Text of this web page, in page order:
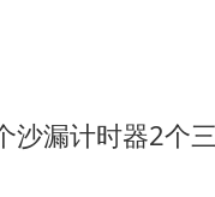
沙漏计时器2个